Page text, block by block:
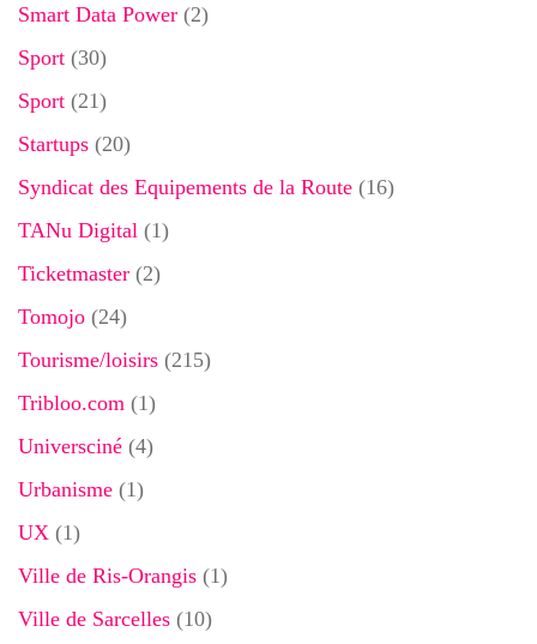
Smart Data Power (2)
Sport (30)
Sport (21)
Startups (20)
Syndicat des Equipements de la Route (16)
TANu Digital (1)
Ticketmaster (2)
Tomojo (24)
Tourisme/loisirs (215)
Tribloo.com (1)
Universciné (4)
Urbanisme (1)
UX (1)
Ville de Ris-Orangis (1)
Ville de Sarcelles (10)